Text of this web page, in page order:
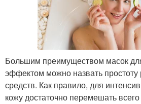
Большим преимуществом масок
эффектом можно назвать простоту
средств. Как правило, для
кожу достаточно перемешать